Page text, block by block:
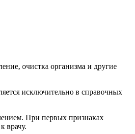
исключительно в справочных
При первых признаках
врачу.